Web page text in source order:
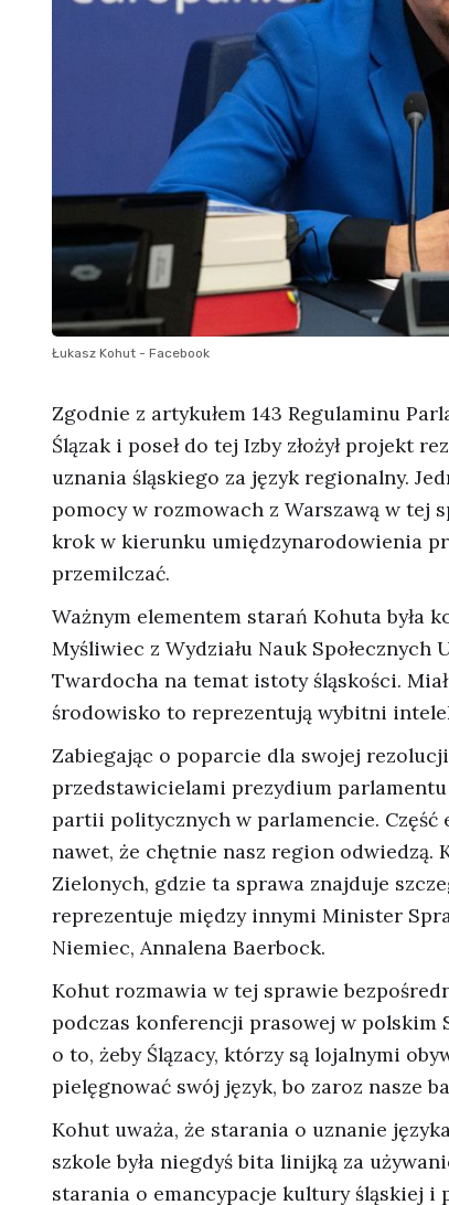
Łukasz Kohut - Facebook
Zgodnie z artykułem 143 Regulaminu
Ślązak i poseł do tej Izby złożył projekt
uznania śląskiego za język regionalny.
pomocy w rozmowach z Warszawą w tej
krok w kierunku umiędzynarodowienia
przemilczać.
Ważnym elementem starań Kohuta była
Myśliwiec z Wydziału Nauk
Twardocha na temat istoty śląskości.
środowisko to reprezentują wybitni
Zabiegając o poparcie dla swojej
przedstawicielami prezydium
partii politycznych w parlamencie. Część
nawet, że chętnie nasz region
Zielonych, gdzie ta sprawa znajduje
reprezentuje między innymi Minister
Niemiec, Annalena Baerbock.
Kohut rozmawia w tej sprawie
podczas konferencji prasowej w polskim
o to, żeby Ślązacy, którzy są lojalnymi
pielęgnować swój język, bo zaroz nasze
Kohut uważa, że starania o uznanie
szkole była niegdyś bita linijką za
starania o emancypacje kultury śląskiej